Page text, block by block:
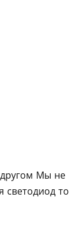
Мы не
светодиод то